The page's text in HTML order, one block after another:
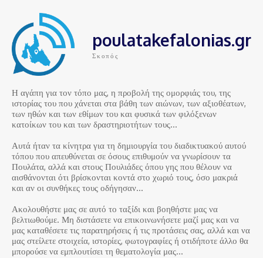
poulatakefalonias.gr
Σκοπός
Η αγάπη για τον τόπο μας, η προβολή της ομορφιάς του, της
ιστορίας του που χάνεται στα βάθη των αιώνων, των αξιοθέατων,
των ηθών και των εθίμων του και φυσικά των φιλόξενων
κατοίκων του και των δραστηριοτήτων τους…
Αυτά ήταν τα κίνητρα για τη δημιουργία του διαδικτυακού αυτού
τόπου που απευθύνεται σε όσους επιθυμούν να γνωρίσουν τα
Πουλάτα, αλλά και στους Πουλιάδες όπου γης που θέλουν να
αισθάνονται ότι βρίσκονται κοντά στο χωριό τους, όσο μακριά
και αν οι συνθήκες τους οδήγησαν…
Ακολουθήστε μας σε αυτό το ταξίδι και βοηθήστε μας να
βελτιωθούμε. Μη διστάσετε να επικοινωνήσετε μαζί μας και να
μας καταθέσετε τις παρατηρήσεις ή τις προτάσεις σας, αλλά και να
μας στείλετε στοιχεία, ιστορίες, φωτογραφίες ή οτιδήποτε άλλο θα
μπορούσε να εμπλουτίσει τη θεματολογία μας…